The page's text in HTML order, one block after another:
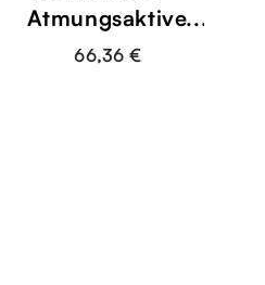
Atmungsaktive...
66,36 €